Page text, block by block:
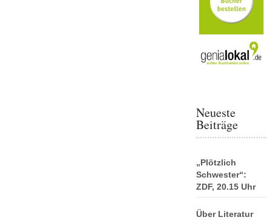
Neueste
Beiträge
„Plötzlich
Schwester“:
ZDF, 20.15 Uhr
Über Literatur